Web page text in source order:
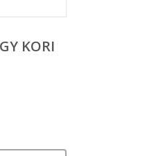
KORI